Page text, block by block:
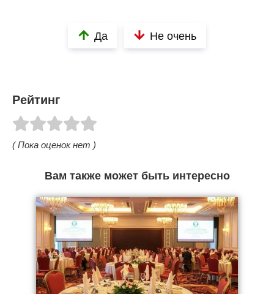
Да Не очень
Рейтинг
( Пока оценок нет )
Вам также может быть интересно